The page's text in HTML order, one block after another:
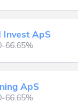
Invest ApS
66.65%
ApS
66.65%